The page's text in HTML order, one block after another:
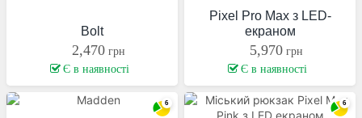
Bolt
2,470 грн
Є в наявності
Pixel Pro Max з LED-
екраном
5,970 грн
Є в наявності